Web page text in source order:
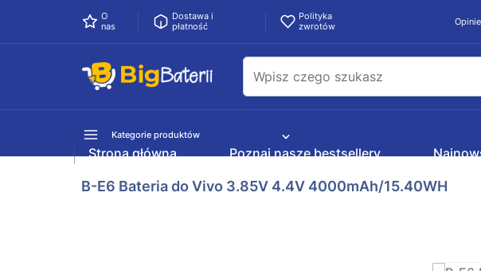
O
nas
Dostawa i
płatność
Polityka
zwrotów
Kategorie produktów
Strona główna Poznaj nasze bestsellery
B-E6 Bateria do Vivo 3.85V 4.4V 4000mAh/15.40WH